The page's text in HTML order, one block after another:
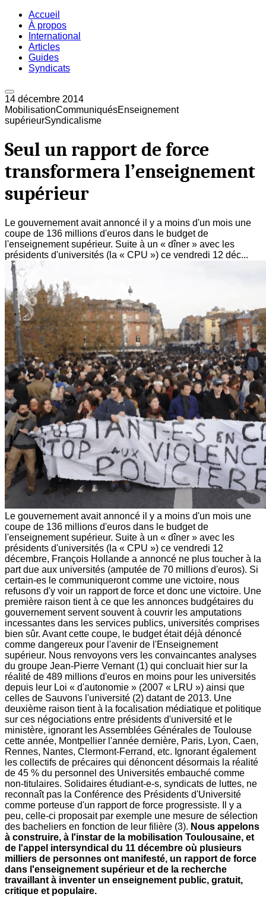
Accueil
À propos
International
Articles
Guides
Syndicats
14 décembre 2014
MobilisationCommuniquésEnseignement
supérieurSyndicalisme
Seul un rapport de force
transformera l’enseignement
supérieur
Le gouvernement avait annoncé il y a moins d'un mois une
coupe de 136 millions d'euros dans le budget de
l'enseignement supérieur. Suite à un « dîner » avec les
présidents d'universités (la « CPU ») ce vendredi 12 déc...
Le gouvernement avait annoncé il y a moins d'un mois une
coupe de 136 millions d'euros dans le budget de
l'enseignement supérieur. Suite à un « dîner » avec les
présidents d'universités (la « CPU ») ce vendredi 12
décembre, François Hollande a annoncé ne plus toucher à la
part due aux universités (amputée de 70 millions d'euros). Si
certain-es le communiqueront comme une victoire, nous
refusons d'y voir un rapport de force et donc une victoire. Une
première raison tient à ce que les annonces budgétaires du
gouvernement servent souvent à couvrir les amputations
incessantes dans les services publics, universités comprises
bien sûr. Avant cette coupe, le budget était déjà dénoncé
comme dangereux pour l'avenir de l'Enseignement
supérieur. Nous renvoyons vers les convaincantes analyses
du groupe Jean-Pierre Vernant (1) qui concluait hier sur la
réalité de 489 millions d'euros en moins pour les universités
depuis leur Loi « d'autonomie » (2007 « LRU ») ainsi que
celles de Sauvons l'université (2) datant de 2013. Une
deuxième raison tient à la focalisation médiatique et politique
sur ces négociations entre présidents d'université et le
ministère, ignorant les Assemblées Générales de Toulouse
cette année, Montpellier l'année dernière, Paris, Lyon, Caen,
Rennes, Nantes, Clermont-Ferrand, etc. Ignorant également
les collectifs de précaires qui dénoncent désormais la réalité
de 45 % du personnel des Universités embauché comme
non-titulaires. Solidaires étudiant-e-s, syndicats de luttes, ne
reconnaît pas la Conférence des Présidents d'Université
comme porteuse d'un rapport de force progressiste. Il y a
peu, celle-ci proposait par exemple une mesure de sélection
des bacheliers en fonction de leur filière (3). Nous appelons
à construire, à l'instar de la mobilisation Toulousaine, et
de l'appel intersyndical du 11 décembre où plusieurs
milliers de personnes ont manifesté, un rapport de force
dans l'enseignement supérieur et de la recherche
travaillant à inventer un enseignement public, gratuit,
critique et populaire.